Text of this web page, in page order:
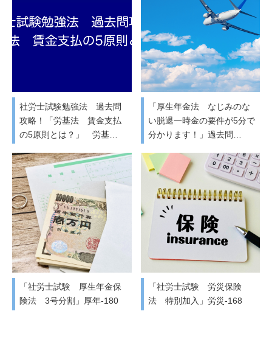
社労士試験勉強法 過去問
攻略！「労基法 賃金支払
の5原則とは？」 労基…
「厚生年金法 なじみのな
い脱退一時金の要件が5分で
分かります！」過去問…
「社労士試験 厚生年金保
険法 3号分割」厚年-180
「社労士試験 労災保険
法 特別加入」労災-168